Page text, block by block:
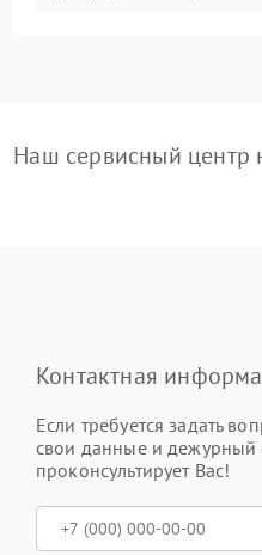
Наш сервисный центр
Контактная
Если требуется задать
свои данные и дежурный
проконсультирует Вас!